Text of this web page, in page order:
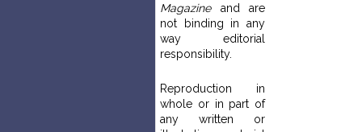
Magazineand are
not binding in any
way editorial
responsibility.
Reproduction in
whole or in part of
any written or